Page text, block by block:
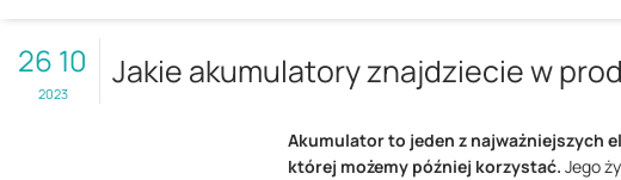
26 10
2023
Jakie akumulatory znajdziecie w
Akumulator to jeden z najważniejszych
której możemy później korzystać. Jego